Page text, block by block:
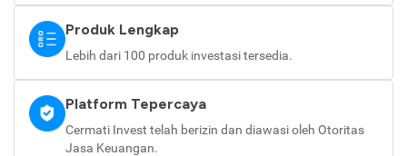
Produk Lengkap
Lebih dari 100 produk investasi tersedia.
Platform Tepercaya
Cermati Invest telah berizin dan diawasi oleh Otoritas
Jasa Keuangan.